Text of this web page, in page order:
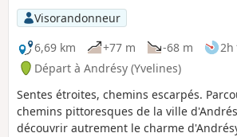
Visorandonneur
6,69 km
+77 m -68 m 2h
Départ à Andrésy (Yvelines)
Sentes étroites, chemins escarpés.
chemins pittoresques de la ville
découvrir autrement le charme